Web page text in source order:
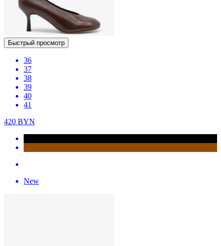
Быстрый просмотр
36
37
38
39
40
41
420 BYN
New